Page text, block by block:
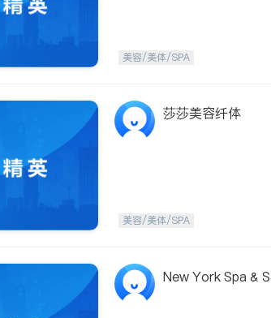
美容/美体/SPA
莎莎美容纤体
美容/美体/SPA
New York Spa &